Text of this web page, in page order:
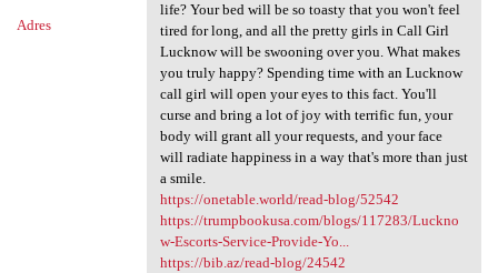
Adres
life? Your bed will be so toasty that you won't feel
tired for long, and all the pretty girls in Call Girl
Lucknow will be swooning over you. What makes
you truly happy? Spending time with an Lucknow
call girl will open your eyes to this fact. You'll
curse and bring a lot of joy with terrific fun, your
body will grant all your requests, and your face
will radiate happiness in a way that's more than just
a smile.
https://onetable.world/read-blog/52542
https://trumpbookusa.com/blogs/117283/Luckno
w-Escorts-Service-Provide-Yo...
https://bib.az/read-blog/24542